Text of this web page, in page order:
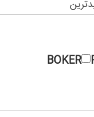
BOKER